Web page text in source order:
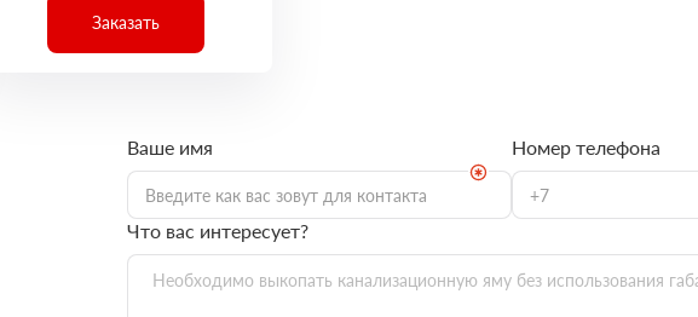
Заказать
Ваше имя Номер телефона
Что вас интересует?